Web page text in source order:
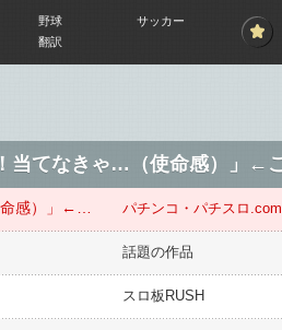
野球
サッカー
翻訳
パチンコ・パチスロ.com
話題の作品
スロ板RUSH